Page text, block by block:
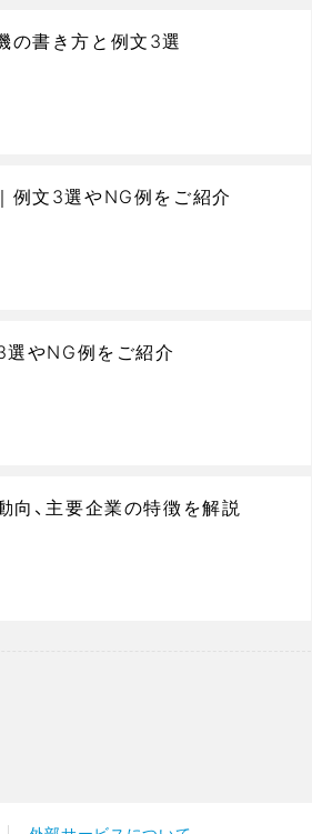
の書き方と例文3選
例文3選やNG例をご紹介
選やNG例をご紹介
向、主要企業の特徴を解説